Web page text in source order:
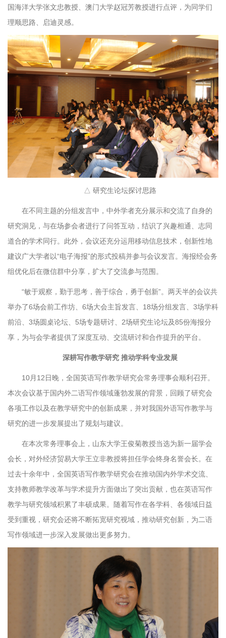
国海洋大学张文忠教授、澳门大学赵冠芳教授进行点评，为同学们
理顺思路、启迪灵感。
△ 研究生论坛探讨思路
在不同主题的分组发言中，中外学者充分展示和交流了自身的
研究洞见，与在场参会者进行了问答互动，结识了兴趣相通、志同
道合的学术同行。此外，会议还充分运用移动信息技术，创新性地
建议广大学者以“电子海报”的形式投稿并参与会议发言。海报经会务
组优化后在微信群中分享，扩大了交流参与范围。
“敏于观察，勤于思考，善于综合，勇于创新”。两天半的会议共
举办了6场会前工作坊、6场大会主旨发言、18场分组发言、3场学科
前沿、3场圆桌论坛、5场专题研讨、2场研究生论坛及85份海报分
享，为与会学者提供了深度互动、交流研讨和合作提升的平台。
深耕写作教学研究 推动学科专业发展
10月12日晚，全国英语写作教学研究会常务理事会顺利召开。
本次会议基于国内外二语写作领域蓬勃发展的背景，回顾了研究会
各项工作以及在教学研究中的创新成果，并对我国外语写作教学与
研究的进一步发展提出了规划与建议。
在本次常务理事会上，山东大学王俊菊教授当选为新一届学会
会长，对外经济贸易大学王立非教授将担任学会终身名誉会长。在
过去十余年中，全国英语写作教学研究会在推动国内外学术交流、
支持教师教学改革与学术提升方面做出了突出贡献，也在英语写作
教学与研究领域积累了丰硕成果。随着写作在各学科、各领域日益
受到重视，研究会还将不断拓宽研究视域，推动研究创新，为二语
写作领域进一步深入发展做出更多努力。